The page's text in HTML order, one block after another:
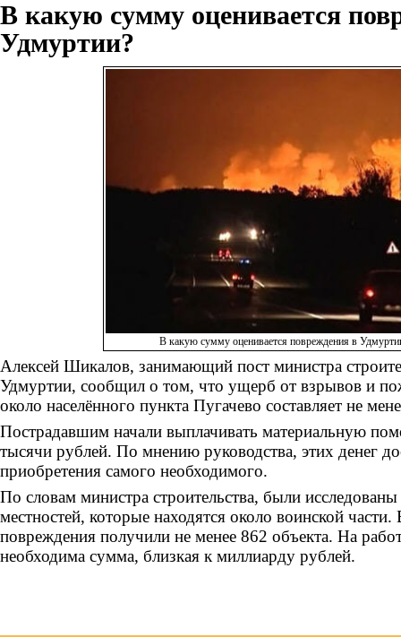
В какую сумму оценивается
Удмуртии?
В какую сумму оценивается повреждения в
Алексей Шикалов, занимающий пост министра
Удмуртии, сообщил о том, что ущерб от взрывов и
около населённого пункта Пугачево составляет не
Пострадавшим начали выплачивать материальную
тысячи рублей. По мнению руководства, этих денег
приобретения самого необходимого.
По словам министра строительства, были
местностей, которые находятся около воинской
повреждения получили не менее 862 объекта. На
необходима сумма, близкая к миллиарду рублей.